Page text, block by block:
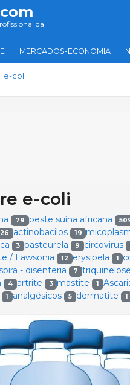
da
MERCADOS-ECONOMIA
e-coli
e-coli
79 peste suína africana
26 actinobacilos 19
3 pasteurela 9 circovirus
/ Lawsonia 12 erysipela 1
- disenteria 7 triquinelose
4 artrite 3 mastite 1
1 analgésicos 5 dermatite 1